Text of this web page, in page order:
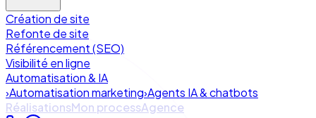
Création de site
Refonte de site
Référencement (SEO)
Visibilité en ligne
Automatisation & IA
›Automatisation marketing›Agents IA & chatbots
RéalisationsMon processAgence